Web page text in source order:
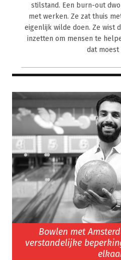
stilstand. Een burn-out
met werken. Ze zat thuis
eigenlijk wilde doen. Ze wist
inzetten om mensen te
dat moest
Bowlen met
verstandelijke